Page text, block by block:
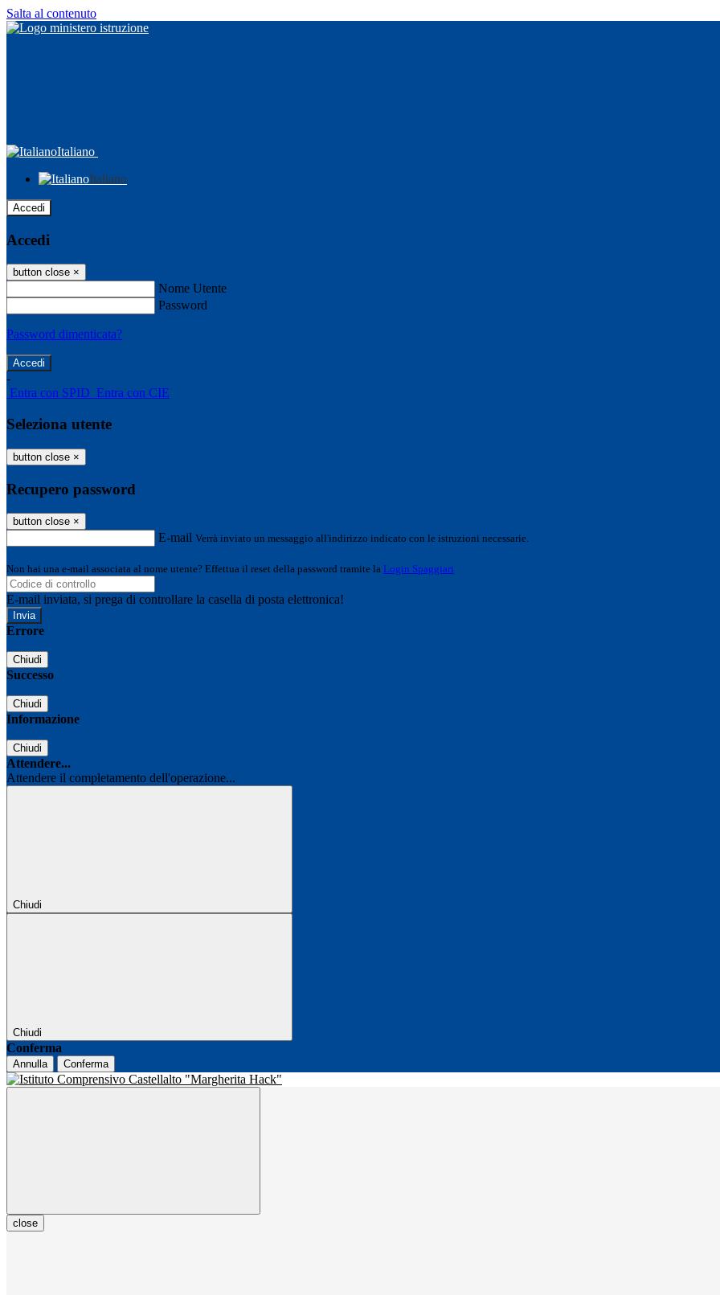
Salta al contenuto
Italiano
Italiano
Accedi
Accedi
button close ×
Nome Utente
Password
Password dimenticata?
-
Entra con SPID Entra con CIE
Seleziona utente
button close ×
Recupero password
button close ×
E-mail Verrà inviato un messaggio all'indirizzo indicato con le istruzioni necessarie.
Non hai una e-mail associata al nome utente? Effettua il reset della password tramite la Login Spaggiari
E-mail inviata, si prega di controllare la casella di posta elettronica!
Errore
Chiudi
Successo
Chiudi
Informazione
Chiudi
Attendere...
Attendere il completamento dell'operazione...
Chiudi
Chiudi
Conferma
Annulla Conferma
close